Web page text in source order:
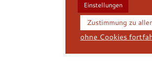
Einstellungen
Zustimmung zu
ohne Cookies